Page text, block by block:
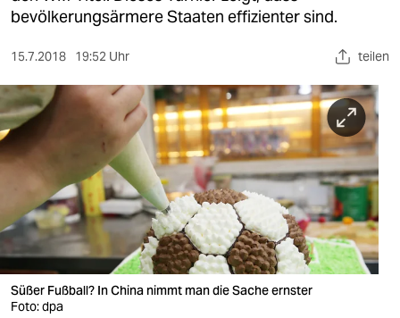
gesellschaft
sport
berlin
nord
wahrheit
verlag
verlag
bevölkerungsärmere Staaten effizienter sind.
15.7.2018 19:52 Uhr teilen
Süßer Fußball? In China nimmt man die Sache ernster
Foto: dpa